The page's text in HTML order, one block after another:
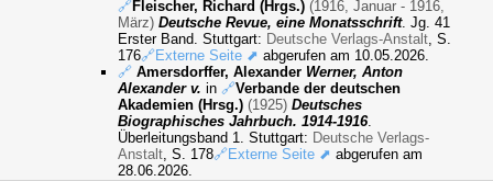
🔗Fleischer, Richard (Hrgs.) (1916, Januar - 1916,
März) Deutsche Revue, eine Monatsschrift. Jg. 41
Erster Band. Stuttgart: Deutsche Verlags-Anstalt, S.
176🔗Externe Seite ⬈ abgerufen am 10.05.2026.
🔗 Amersdorffer, Alexander Werner, Anton
Alexander v.in🔗Verbande der deutschen
Akademien (Hrsg.) (1925) Deutsches
Biographisches Jahrbuch. 1914-1916.
Überleitungsband 1. Stuttgart: Deutsche Verlags-
Anstalt, S. 178🔗Externe Seite ⬈ abgerufen am
28.06.2026.